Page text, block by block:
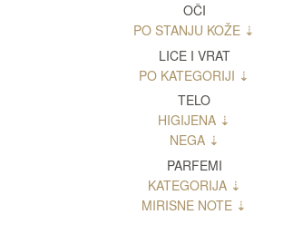
OČI
PO STANJU KOŽE
LICE I VRAT
PO KATEGORIJI
TELO
HIGIJENA
NEGA
PARFEMI
KATEGORIJA
MIRISNE NOTE